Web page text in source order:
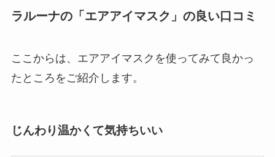
ラルーナの「エアアイマスク」の良い口コミ
ここからは、エアアイマスクを使ってみて良かっ
たところをご紹介します。
じんわり温かくて気持ちいい